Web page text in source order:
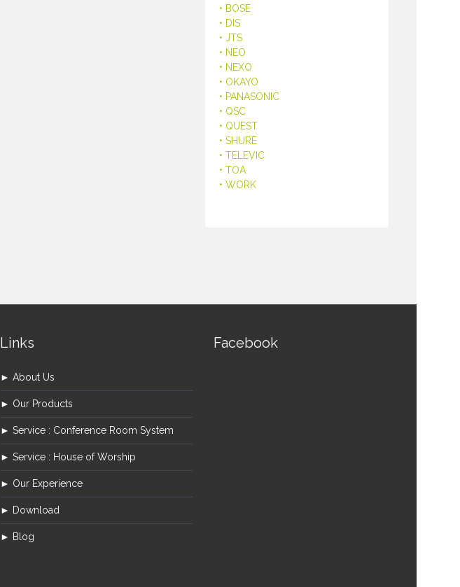
• BOSE
• DIS
• JTS
• NEO
• NEXO
• OKAYO
• PANASONIC
• QSC
• QUEST
• SHURE
• TELEVIC
• TOA
• WORK
Links
► About Us
► Our Products
► Service : Conference Room System
► Service : House of Worship
► Our Experience
► Download
► Blog
Facebook